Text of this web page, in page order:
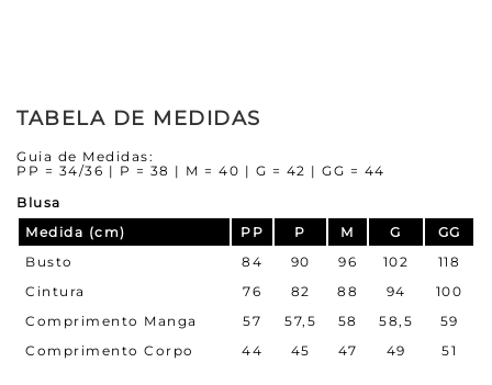
TABELA DE MEDIDAS
Guia de Medidas:
PP = 34/36 | P = 38 | M = 40 | G = 42 | GG = 44
Blusa
Medida (cm)
PP P M G
GG
Busto
84 90 96 102
118
Cintura
76 82 88 94
100
Comprimento Manga
57 57,5 58 58,5
59
Comprimento Corpo
44 45 47 49 51